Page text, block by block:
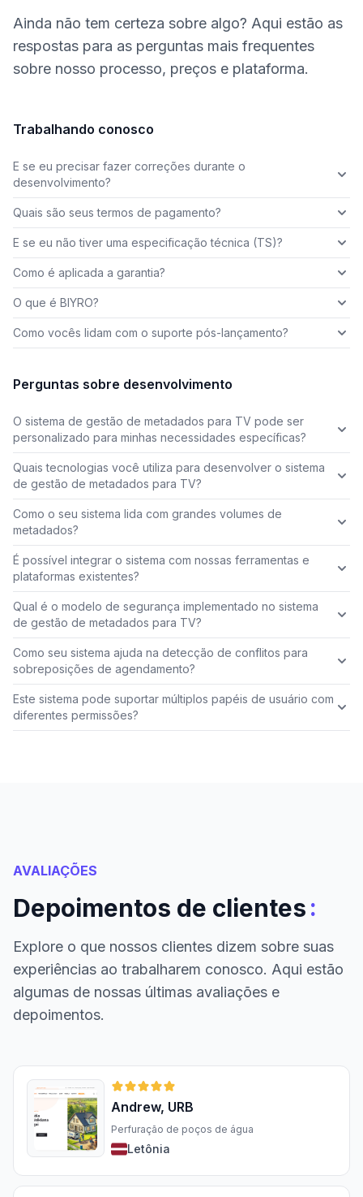
Ainda não tem certeza sobre algo? Aqui estão as
respostas para as perguntas mais frequentes
sobre nosso processo, preços e plataforma.
Trabalhando conosco
E se eu precisar fazer correções durante o
desenvolvimento?
Quais são seus termos de pagamento?
E se eu não tiver uma especificação técnica (TS)?
Como é aplicada a garantia?
O que é BIYRO?
Como vocês lidam com o suporte pós-lançamento?
Perguntas sobre desenvolvimento
O sistema de gestão de metadados para TV pode ser
personalizado para minhas necessidades específicas?
Quais tecnologias você utiliza para desenvolver o sistema
de gestão de metadados para TV?
Como o seu sistema lida com grandes volumes de
metadados?
É possível integrar o sistema com nossas ferramentas e
plataformas existentes?
Qual é o modelo de segurança implementado no sistema
de gestão de metadados para TV?
Como seu sistema ajuda na detecção de conflitos para
sobreposições de agendamento?
Este sistema pode suportar múltiplos papéis de usuário com
diferentes permissões?
AVALIAÇÕES
Depoimentos de clientes:
Explore o que nossos clientes dizem sobre suas
experiências ao trabalharem conosco. Aqui estão
algumas de nossas últimas avaliações e
depoimentos.
Andrew, URB
Perfuração de poços de água
Letônia